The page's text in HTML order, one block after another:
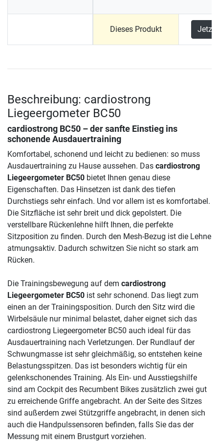
Dieses Produkt Jetzt
Beschreibung: cardiostrong
Liegeergometer BC50
cardiostrong BC50 – der sanfte Einstieg ins
schonende Ausdauertraining
Komfortabel, schonend und leicht zu bedienen: so muss
Ausdauertraining zu Hause aussehen. Das cardiostrong
Liegeergometer BC50 bietet Ihnen genau diese
Eigenschaften. Das Hinsetzen ist dank des tiefen
Durchstiegs sehr einfach. Und vor allem ist es komfortabel.
Die Sitzfläche ist sehr breit und dick gepolstert. Die
verstellbare Rückenlehne hilft Ihnen, die perfekte
Sitzposition zu finden. Durch den Mesh-Bezug ist die Lehne
atmungsaktiv. Dadurch schwitzen Sie nicht so stark am
Rücken.
Die Trainingsbewegung auf dem cardiostrong
Liegeergometer BC50 ist sehr schonend. Das liegt zum
einen an der Trainingsposition. Durch den Sitz wird die
Wirbelsäule nur minimal belastet, daher eignet sich das
cardiostrong Liegeergometer BC50 auch ideal für das
Ausdauertraining nach Verletzungen. Der Rundlauf der
Schwungmasse ist sehr gleichmäßig, so entstehen keine
Belastungsspitzen. Das ist besonders wichtig für ein
gelenkschonendes Training. Als Ein- und Ausstiegshilfe
sind am Cockpit des Recumbent Bikes zusätzlich zwei gut
zu erreichende Griffe angebracht. An der Seite des Sitzes
sind außerdem zwei Stützgriffe angebracht, in denen sich
auch die Handpulssensoren befinden, falls Sie das der
Messung mit einem Brustgurt vorziehen.